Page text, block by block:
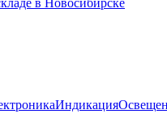
в Новосибирске
Индикация